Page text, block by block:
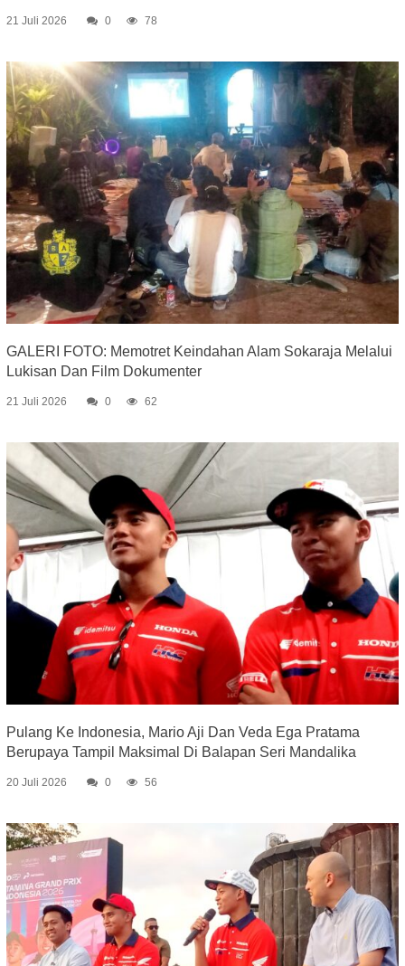
21 Juli 2026 0 78
GALERI FOTO: Memotret Keindahan Alam Sokaraja Melalui
Lukisan Dan Film Dokumenter
21 Juli 2026 0 62
Pulang Ke Indonesia, Mario Aji Dan Veda Ega Pratama
Berupaya Tampil Maksimal Di Balapan Seri Mandalika
20 Juli 2026 0 56